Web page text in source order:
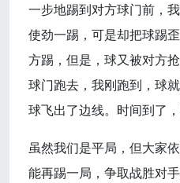
一步地踢到对方球门前，
使劲一踢，可是却把球踢
方踢，但是，球又被对方
球门跑去，我刚跑到，球
球飞出了边线。时间到了
虽然我们是平局，但大家
能再踢一局，争取战胜对手